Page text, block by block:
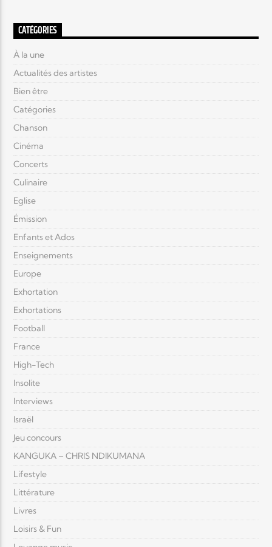
CATÉGORIES
À la une
Actualités des artistes
Bien être
Catégories
Chanson
Cinéma
Concerts
Culinaire
Eglise
Émission
Enfants et Ados
Enseignements
Europe
Exhortation
Exhortations
Football
France
High-Tech
Insolite
Interviews
Israël
Jeu concours
KANGUKA – CHRIS NDIKUMANA
Lifestyle
Littérature
Livres
Loisirs & Fun